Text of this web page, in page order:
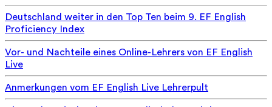
Deutschland weiter in den Top Ten beim 9. EF English
Proficiency Index
Vor- und Nachteile eines Online-Lehrers von EF English
Live
Anmerkungen vom EF English Live Lehrerpult